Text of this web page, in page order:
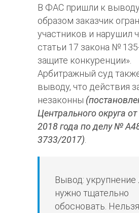
В ФАС пришли к
образом заказчик
участников и нарушил
статьи 17 закона №
защите конкуренции».
Арбитражный суд
выводу, что действия
незаконны
Центрального округа
2018 года по делу №
3733/2017)
Вывод: укрупнение
нужно тщательно
обосновать. Нельзя